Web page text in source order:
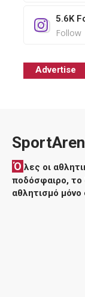
5.6K
Follow
Advertise
Ό λες οι
ποδόσφαιρο, το
αθλητισμό